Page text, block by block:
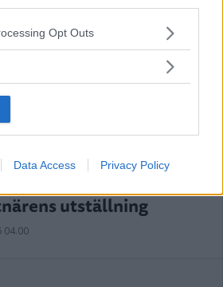
app uses one or more Google
or usage behaviour. You may click to
specified purposes in below Google
Opt Outs
Data Access Privacy Policy
med medicinsk
efter läsarnas
04.00
utställning
04.00